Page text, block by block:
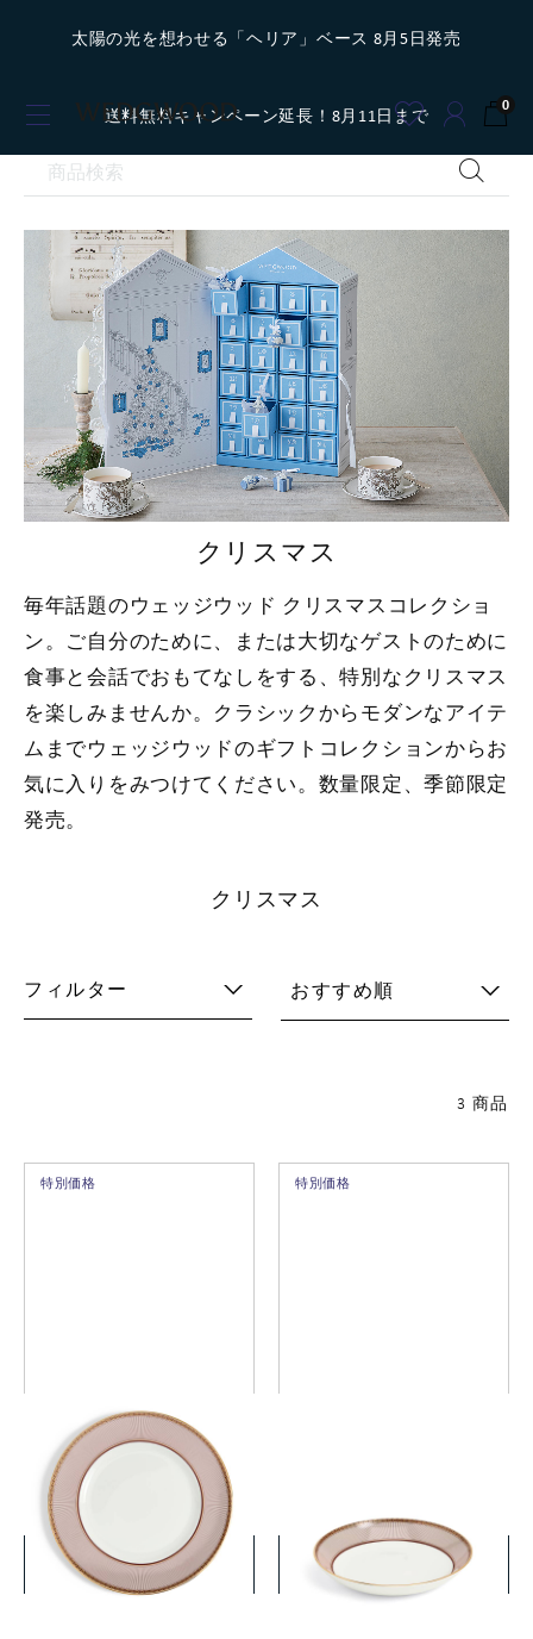
太陽の光を想わせる「ヘリア」ベース 8月5日発売
送料無料キャンペーン延長！8月11日まで 0
クリスマス
毎年話題のウェッジウッド クリスマスコレクショ
ン。ご自分のために、または大切なゲストのために
食事と会話でおもてなしをする、特別なクリスマス
を楽しみませんか。クラシックからモダンなアイテ
ムまでウェッジウッドのギフトコレクションからお
気に入りをみつけてください。数量限定、季節限定
発売。
クリスマス
フィルター おすすめ順
3 商品
特別価格
レッドスプレンダー プレー
ト 27cm
￥12,100
詳細を見る
特別価格